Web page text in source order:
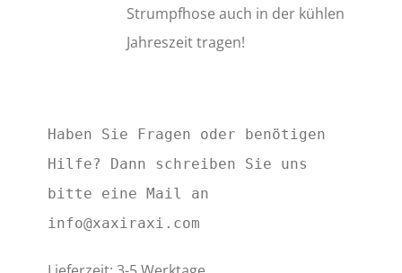
Strumpfhose auch in der kühlen
Jahreszeit tragen!
Haben Sie Fragen oder benötigen
Hilfe? Dann schreiben Sie uns
bitte eine Mail an
info@xaxiraxi.com